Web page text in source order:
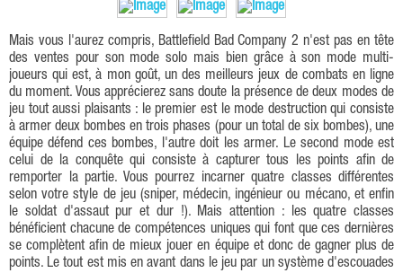
Mais vous l'aurez compris, Battlefield Bad Company 2 n'est pas en tête
des ventes pour son mode solo mais bien grâce à son mode multi-
joueurs qui est, à mon goût, un des meilleurs jeux de combats en ligne
du moment. Vous apprécierez sans doute la présence de deux modes de
jeu tout aussi plaisants : le premier est le mode destruction qui consiste
à armer deux bombes en trois phases (pour un total de six bombes), une
équipe défend ces bombes, l'autre doit les armer. Le second mode est
celui de la conquête qui consiste à capturer tous les points afin de
remporter la partie. Vous pourrez incarner quatre classes différentes
selon votre style de jeu (sniper, médecin, ingénieur ou mécano, et enfin
le soldat d'assaut pur et dur !). Mais attention : les quatre classes
bénéficient chacune de compétences uniques qui font que ces dernières
se complètent afin de mieux jouer en équipe et donc de gagner plus de
points. Le tout est mis en avant dans le jeu par un système d'escouades